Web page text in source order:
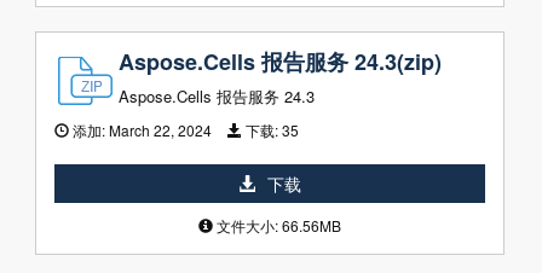
Aspose.Cells 报告服务 24.3(zip)
Aspose.Cells 报告服务 24.3
添加:March 22, 2024 下载:35
下载
文件大小: 66.56MB